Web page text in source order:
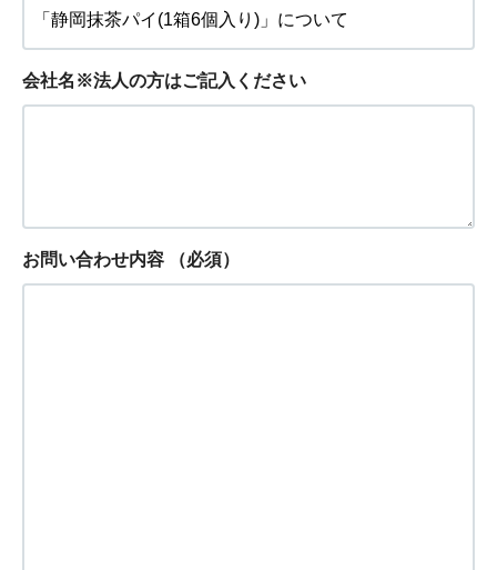
会社名※法人の方はご記入ください
お問い合わせ内容 （必須）